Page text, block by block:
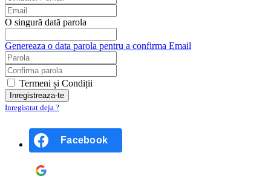
O singură dată parola
Genereaza o data parola pentru a confirma Email
Termeni și Condiții
Inregistrat deja ?
Facebook